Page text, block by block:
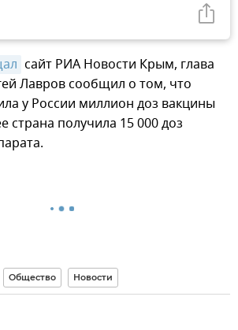
сайт РИА Новости Крым, глава
Лавров сообщил о том, что
у России миллион доз вакцины
страна получила 15 000 доз
Общество Новости